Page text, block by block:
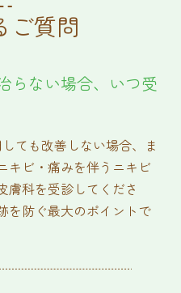
ご質問
らない場合、いつ受
ても改善しない場合、ま
キビ・痛みを伴うニキビ
膚科を受診してくださ
を防ぐ最大のポイントで